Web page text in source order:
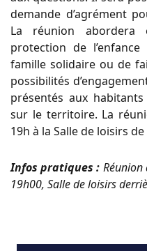
demande d’agrément
La réunion
protection de
famille solidaire ou de
possibilités
présentés aux
sur le territoire. La
19h à la Salle de loisirs
Infos pratiques :
19h00, Salle de loisirs